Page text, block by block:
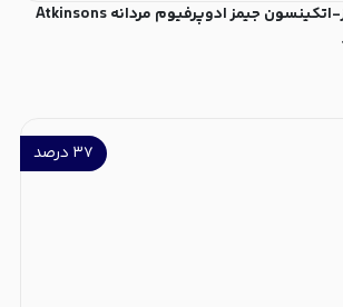
عطر ادکلن اتکینسونز-اتکینسون جیمز ادوپرفیوم مردانه Atkinsons
۳۷ درصد